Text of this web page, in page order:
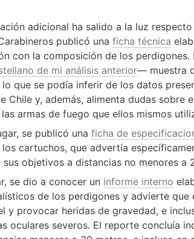
adicional ha salido a la luz
publicó una ficha técnica
de mi análisis anterior— muestra
que se podía inferir de los datos
Chile y, además, alimenta dudas sobre
armas de fuego que ellos mismos
se publicó una ficha de
cartuchos, que advertía
sus objetivos a distancias no menores a
se dio a conocer un informe interno
de los perdigones y advierte que
y provocar heridas de gravedad, e
oculares severos. El reporte concluía